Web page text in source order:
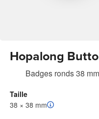
Hopalong
Badges ronds 38 mm
Taille
38 × 38 mm